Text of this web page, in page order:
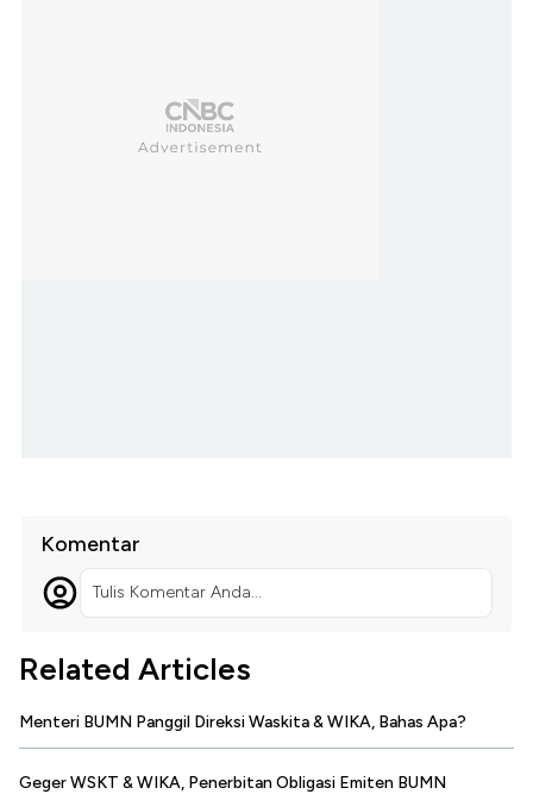
Komentar
Tulis Komentar Anda...
Related Articles
Menteri BUMN Panggil Direksi Waskita & WIKA, Bahas Apa?
Geger WSKT & WIKA, Penerbitan Obligasi Emiten BUMN